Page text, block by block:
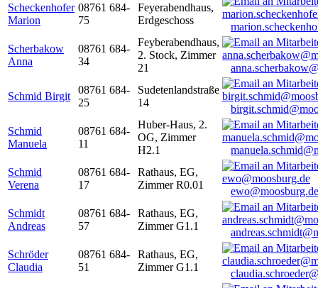
Scheckenhofer
Marion
08761 684-
75
Feyerabendhaus,
Erdgeschoss
Scherbakow
Anna
08761 684-
34
Feyberabendhaus,
2. Stock, Zimmer
21
Schmid Birgit
08761 684-
25
Sudetenlandstraße
14
Schmid
Manuela
08761 684-
11
Huber-Haus, 2.
OG, Zimmer
H2.1
Schmid
Verena
08761 684-
17
Rathaus, EG,
Zimmer R0.01
ewo@moosburg.de
Schmidt
Andreas
08761 684-
57
Rathaus, EG,
Zimmer G1.1
Schröder
Claudia
08761 684-
51
Rathaus, EG,
Zimmer G1.1